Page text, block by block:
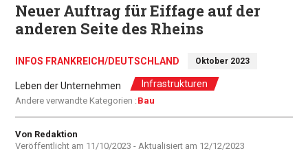
Neuer Auftrag für Eiffage auf der
anderen Seite des Rheins
INFOS FRANKREICH/DEUTSCHLAND Oktober 2023
Leben der Unternehmen Infrastrukturen
Andere verwandte Kategorien : Bau
Autor
Von Redaktion
Veröffentlicht am 11/10/2023 - Aktualisiert am 12/12/2023